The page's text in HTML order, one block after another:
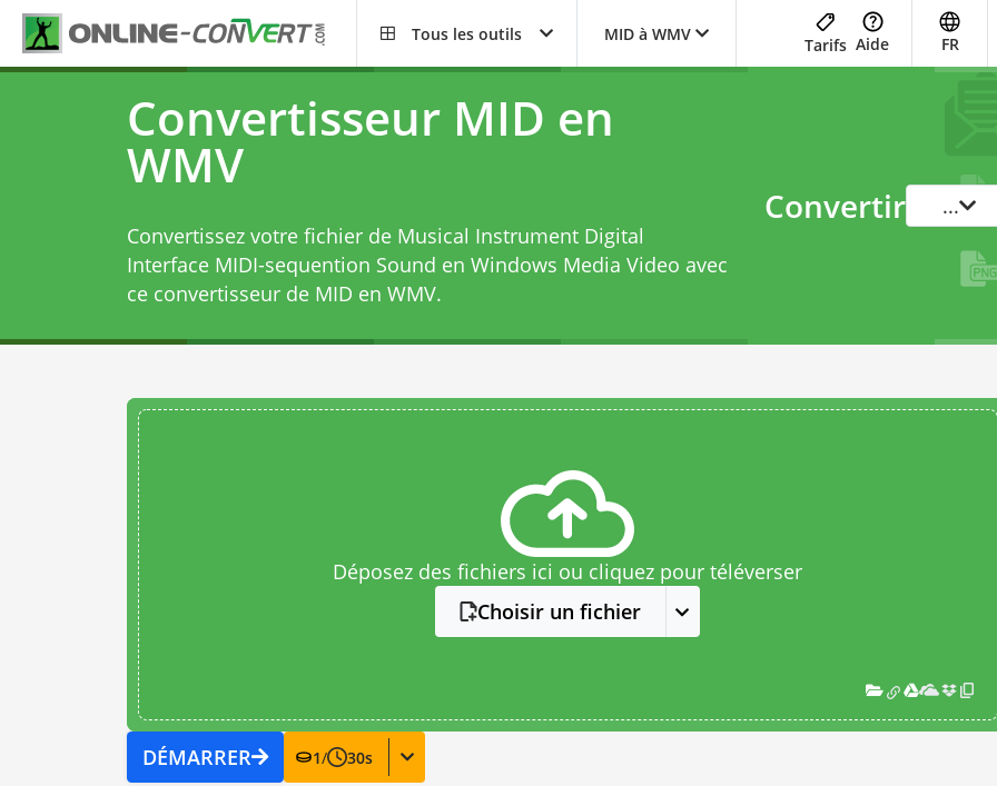
Tous les outils MID à WMV
Tarifs Aide FR
Convertisseur MID en
WMV
Convertissez votre fichier de Musical Instrument Digital
Interface MIDI-sequention Sound en Windows Media Video avec
ce convertisseur de MID en WMV.
Convertir ...
Déposez des fichiers ici ou cliquez pour téléverser
Choisir un fichier
DÉMARRER 1/ 30s